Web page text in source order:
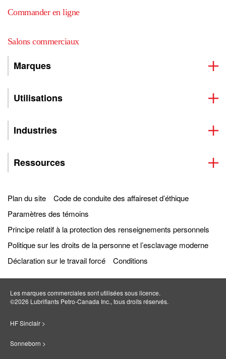
Commander en ligne
Salons commerciaux
Marques
Utilisations
Industries
Ressources
Plan du site
Code de conduite des affaireset d’éthique
Paramètres des témoins
Principe relatif à la protection des renseignements personnels
Politique sur les droits de la personne et l’esclavage moderne
Déclaration sur le travail forcé
Conditions
Les marques commerciales sont utilisées sous licence.
©2026 Lubrifiants Petro‐Canada Inc., tous droits réservés.
HF Sinclair >
Sonneborn >